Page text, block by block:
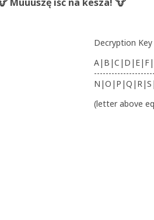
Decryption Key
(letter above